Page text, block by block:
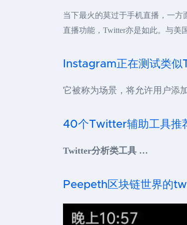
当下最火的莫过于手机直播，一
直播功能，Twitter亦是如此。与
Instagram正在测试类
它被称为场景，将允许用户添
40个Twitter辅助工具推
Twitter分析类工具 …
Peepeth区块链世界的